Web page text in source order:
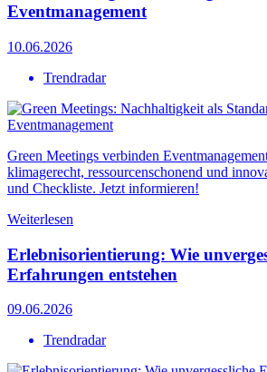
Eventmanagement
10.06.2026
Trendradar
Green Meetings verbinden
klimagerecht, ressourcenschonend und
und Checkliste. Jetzt informieren!
Weiterlesen
Erlebnisorientierung: Wie
Erfahrungen entstehen
09.06.2026
Trendradar